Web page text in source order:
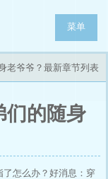
菜单
老爷爷？最新章节列表
们的随身
了怎么办？好消息：穿